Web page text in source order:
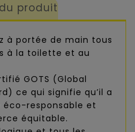
produit
à portée de main tous
à la toilette et au
GOTS (Global
ce qui signifie qu’il a
responsable et
équitable.